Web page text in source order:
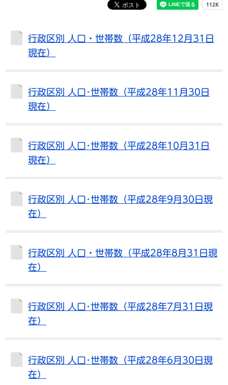
行政区別 人口・世帯数（平成28年12月31日
現在）
行政区別 人口･世帯数（平成28年11月30日
現在）
行政区別 人口･世帯数（平成28年10月31日
現在）
行政区別 人口･世帯数（平成28年9月30日現
在）
行政区別 人口・世帯数（平成28年8月31日現
在）
行政区別 人口･世帯数（平成28年7月31日現
在）
行政区別 人口･世帯数（平成28年6月30日現
在）